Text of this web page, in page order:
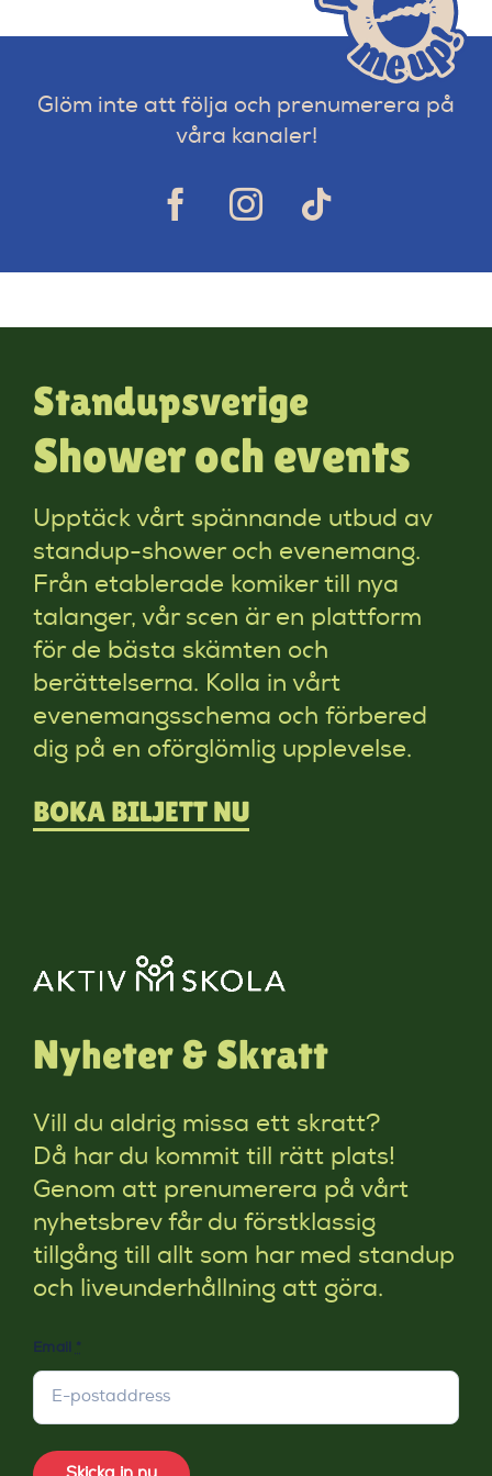
Glöm inte att följa och prenumerera på
våra kanaler!
Standupsverige
Shower och events
Upptäck vårt spännande utbud av
standup-shower och evenemang.
Från etablerade komiker till nya
talanger, vår scen är en plattform
för de bästa skämten och
berättelserna. Kolla in vårt
evenemangsschema och förbered
dig på en oförglömlig upplevelse.
BOKA BILJETT NU
Nyheter & Skratt
Vill du aldrig missa ett skratt?
Då har du kommit till rätt plats!
Genom att prenumerera på vårt
nyhetsbrev får du förstklassig
tillgång till allt som har med standup
och liveunderhållning att göra.
Email *